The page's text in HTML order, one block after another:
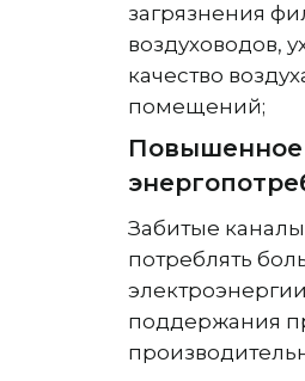
загрязнения
воздуховодов,
качество
помещений;
Повышенное
Забитые
потреблять
поддержания